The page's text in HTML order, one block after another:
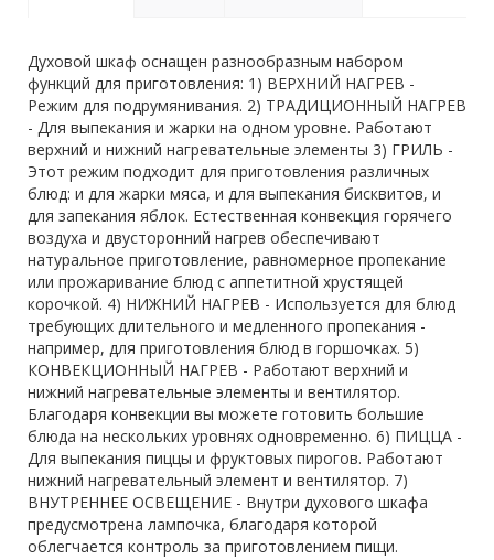
Духовой шкаф оснащен разнообразным набором
функций для приготовления: 1) ВЕРХНИЙ НАГРЕВ -
Режим для подрумянивания. 2) ТРАДИЦИОННЫЙ НАГРЕВ
- Для выпекания и жарки на одном уровне. Работают
верхний и нижний нагревательные элементы 3) ГРИЛЬ -
Этот режим подходит для приготовления различных
блюд: и для жарки мяса, и для выпекания бисквитов, и
для запекания яблок. Естественная конвекция горячего
воздуха и двусторонний нагрев обеспечивают
натуральное приготовление, равномерное пропекание
или прожаривание блюд с аппетитной хрустящей
корочкой. 4) НИЖНИЙ НАГРЕВ - Используется для блюд
требующих длительного и медленного пропекания -
например, для приготовления блюд в горшочках. 5)
КОНВЕКЦИОННЫЙ НАГРЕВ - Работают верхний и
нижний нагревательные элементы и вентилятор.
Благодаря конвекции вы можете готовить большие
блюда на нескольких уровнях одновременно. 6) ПИЦЦА -
Для выпекания пиццы и фруктовых пирогов. Работают
нижний нагревательный элемент и вентилятор. 7)
ВНУТРЕННЕЕ ОСВЕЩЕНИЕ - Внутри духового шкафа
предусмотрена лампочка, благодаря которой
облегчается контроль за приготовлением пищи.